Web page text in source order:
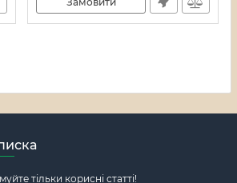
тільки корисні статті!